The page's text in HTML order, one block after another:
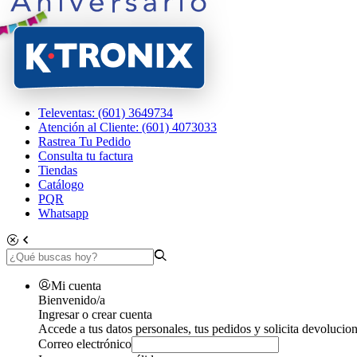
Televentas: (601) 3649734
Atención al Cliente: (601) 4073033
Rastrea Tu Pedido
Consulta tu factura
Tiendas
Catálogo
PQR
Whatsapp
Mi cuenta
Bienvenido/a
Ingresar o crear cuenta
Accede a tus datos personales, tus pedidos y solicita
Correo electrónico